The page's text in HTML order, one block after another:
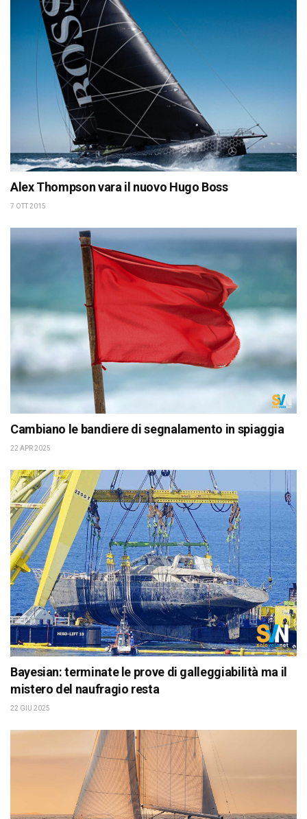
Alex Thompson vara il nuovo Hugo Boss
7 OTT 2015
Cambiano le bandiere di segnalamento in spiaggia
22 APR 2025
Bayesian: terminate le prove di galleggiabilità ma il
mistero del naufragio resta
22 GIU 2025